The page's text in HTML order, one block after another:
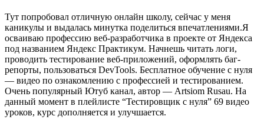
Тут попробовал отличную онлайн школу, сейчас у меня
каникулы и выдалась минутка поделиться впечатлениями.Я
осваиваю профессию веб-разработчика в проекте от Яндекса
под названием Яндекс Практикум. Начнешь читать логи,
проводить тестирование веб-приложений, оформлять баг-
репорты, пользоваться DevTools. Бесплатное обучение с нуля
— видео по ознакомлению с профессией и тестированием.
Очень популярный Ютуб канал, автор — Artsiom Rusau. На
данный момент в плейлисте “Тестировщик с нуля” 69 видео
уроков, курс дополняется и улучшается.